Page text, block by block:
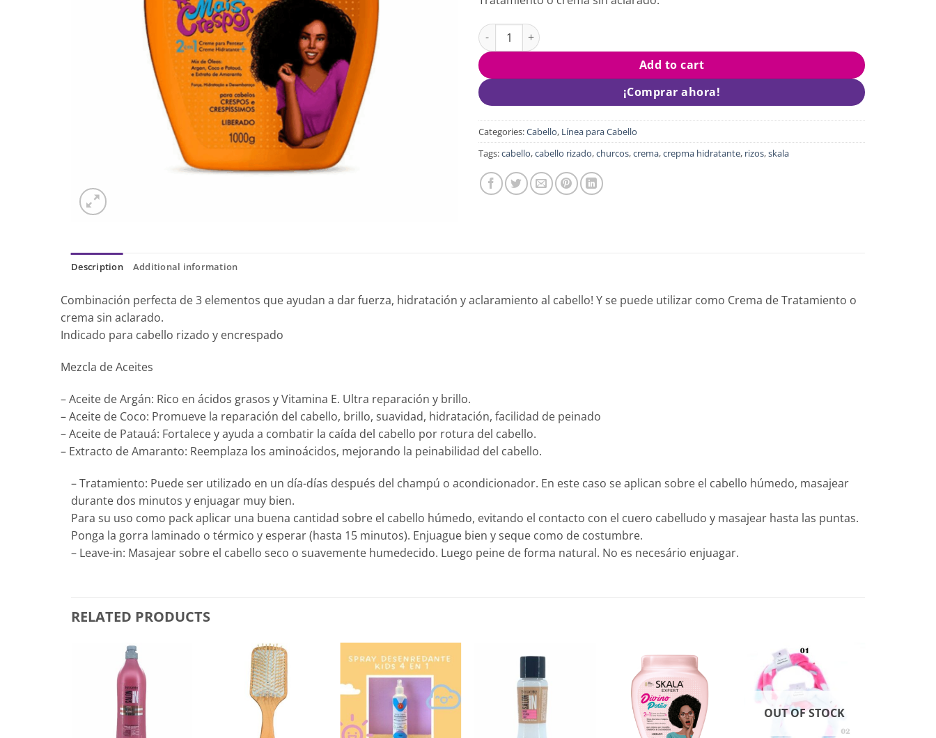
SKALA EXPERT CREMA DE TRATAMIENTO MAIS CRESPO 2 EN 1 X 1000GR quantity
Add to cart
¡Comprar ahora!
Categories:Cabello, Línea para Cabello
Tags:cabello,cabello rizado,churcos,crema,crepma hidratante, rizos,skala
Description Additional information
Combinación perfecta de 3 elementos que ayudan a dar fuerza, hidratación y aclaramiento al cabello! Y se puede utilizar como Crema de Tratamiento o
crema sin aclarado.
Indicado para cabello rizado y encrespado
Mezcla de Aceites
– Aceite de Argán: Rico en ácidos grasos y Vitamina E. Ultra reparación y brillo.
– Aceite de Coco: Promueve la reparación del cabello, brillo, suavidad, hidratación, facilidad de peinado
– Aceite de Patauá: Fortalece y ayuda a combatir la caída del cabello por rotura del cabello.
– Extracto de Amaranto: Reemplaza los aminoácidos, mejorando la peinabilidad del cabello.
– Tratamiento: Puede ser utilizado en un día-días después del champú o acondicionador. En este caso se aplican sobre el cabello húmedo, masajear
durante dos minutos y enjuagar muy bien.
Para su uso como pack aplicar una buena cantidad sobre el cabello húmedo, evitando el contacto con el cuero cabelludo y masajear hasta las puntas.
Ponga la gorra laminado o térmico y esperar (hasta 15 minutos). Enjuague bien y seque como de costumbre.
– Leave-in: Masajear sobre el cabello seco o suavemente humedecido. Luego peine de forma natural. No es necesário enjuagar.
RELATED PRODUCTS
OUT OF STOCK